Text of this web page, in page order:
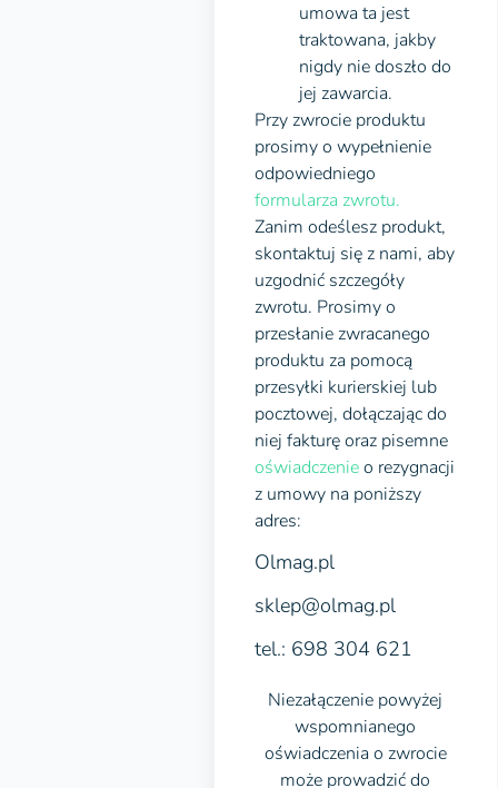
umowa ta jest
traktowana, jakby
nigdy nie doszło do
jej zawarcia.
Przy zwrocie produktu
prosimy o wypełnienie
odpowiedniego
formularza zwrotu.
Zanim odeślesz produkt,
skontaktuj się z nami, aby
uzgodnić szczegóły
zwrotu. Prosimy o
przesłanie zwracanego
produktu za pomocą
przesyłki kurierskiej lub
pocztowej, dołączając do
niej fakturę oraz pisemne
oświadczenieo rezygnacji
z umowy na poniższy
adres:
Olmag.pl
sklep@olmag.pl
tel.: 698 304 621
Niezałączenie powyżej
wspomnianego
oświadczenia o zwrocie
może prowadzić do